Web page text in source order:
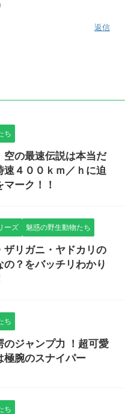
返信
ち
空の最速伝説は本当だ
速４００ｋｍ／ｈに迫
ーク！！
ーズ 魅惑の野生動物たち
ザリガニ・ヤドカリの
の？をバッチリわかり
ち
のジャンプ力 ！超可愛
極腕のスナイパー
ち